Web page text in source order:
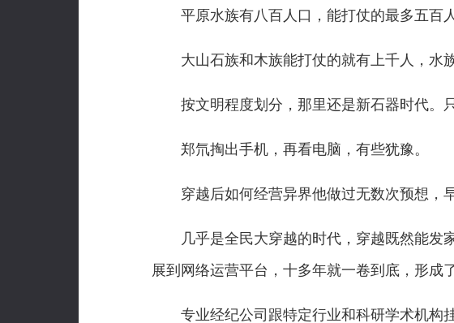
平原水族有八百人口，能打仗的最多五百人
大山石族和木族能打仗的就有上千人，水族
按文明程度划分，那里还是新石器时代。只
郑氘掏出手机，再看电脑，有些犹豫。
穿越后如何经营异界他做过无数次预想，早
几乎是全民大穿越的时代，穿越既然能发家
展到网络运营平台，十多年就一卷到底，形成
专业经纪公司跟特定行业和科研学术机构